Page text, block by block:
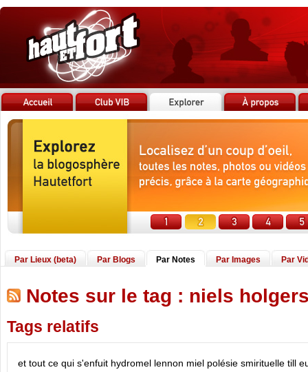
Par Lieux (beta) Par Blogs Par Notes Par Images Par
Notes sur le tag : niels
Tags relatifs
et tout ce qui s'enfuit hydromel lennon miel polésie smirituelle till